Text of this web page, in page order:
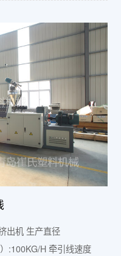
出机 生产直径
:100KG/H 牵引线速度